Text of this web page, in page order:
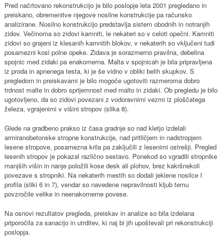
Pred načrtovano rekonstrukcijo je bilo poslopje leta 2001 pregledano in
preiskano, obremenitve njegove nosilne konstrukcije pa računsko
analizirane. Nosilno konstrukcijo predstavlja sistem obodnih in notranjih
zidov. Večinoma so zidovi kamniti, le nekateri so v celoti opečni. Kamniti
zidovi so grajeni iz klesanih kamnitih blokov, v nekaterih so vključeni tudi
posamezni kosi polne opeke. Zidava je sorazmerno pravilna, debelina
spojnic med zidaki pa enakomerna. Malta v spojnicah je bila pripravljena
iz proda in apnenega testa, ki je še vidno v obliki belih skupkov. S
pregledom in preiskavami je bilo mogoče ugotoviti razmeroma dobro
trdnost malte in dobro sprijemnost med malto in zidaki. Ob pregledu je bilo
ugotovljeno, da so zidovi povezani z vodoravnimi vezmi iz ploščatega
železa, vgrajenimi v višini stropov (slika 8).
Glede na gradbeno prakso iz časa gradnje so nad kletjo izdelali
armiranobetonske stropne konstrukcije, nad pritličjem in nadstropjem
lesene stropove, posamezna krila pa zaključili z lesenimi ostrešji. Pregled
lesenih stropov je pokazal različno sestavo. Ponekod so vgradili stropnike
manjših višin in nanje položili kose desk ali plohov, brez kakršnekoli
povezave s stropniki. Na nekaterih mestih so dodali jeklene nosilce I
profila (sliki 6 in 7), vendar so navedene nepravilnosti kljub temu
povzročile velike in neenakomerne povese.
Na osnovi rezultatov pregleda, preiskav in analize so bila izdelana
priporočila za sanacijo in utrditev, ki naj bi jih upoštevali pri rekonstrukciji
poslopja.